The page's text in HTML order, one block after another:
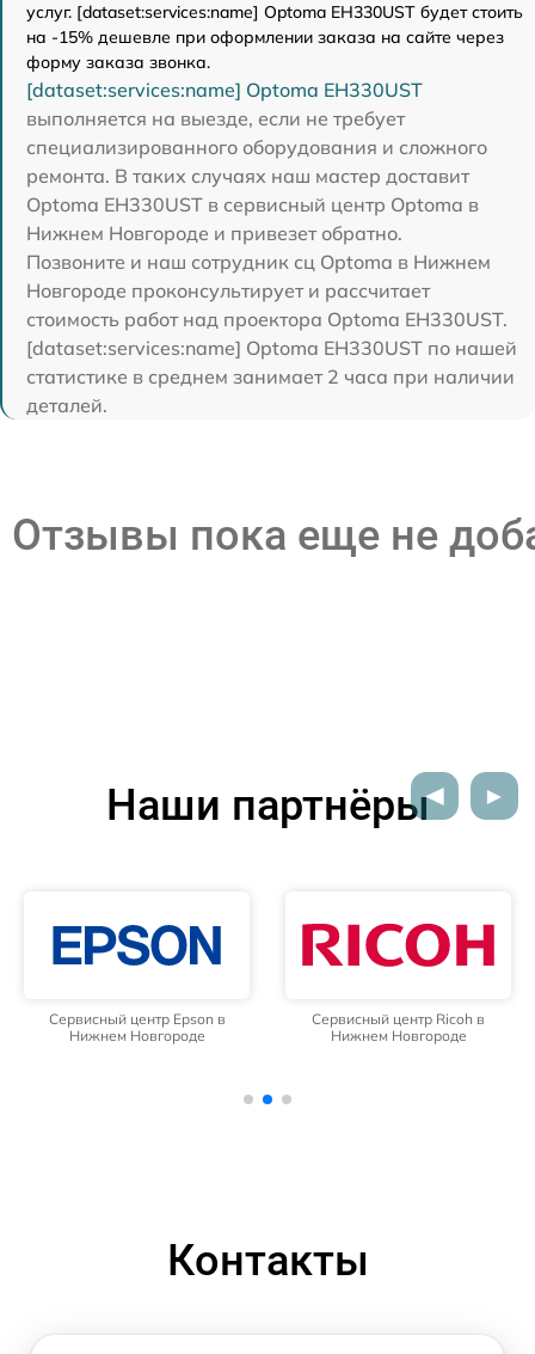
услуг. [dataset:services:name] Optoma EH330UST будет стоить
на -15% дешевле при оформлении заказа на сайте через
форму заказа звонка.
[dataset:services:name] Optoma EH330UST
выполняется на выезде, если не требует
специализированного оборудования и сложного
ремонта. В таких случаях наш мастер доставит
Optoma EH330UST в сервисный центр Optoma в
Нижнем Новгороде и привезет обратно.
Позвоните и наш сотрудник сц Optoma в Нижнем
Новгороде проконсультирует и рассчитает
стоимость работ над проектора Optoma EH330UST.
[dataset:services:name] Optoma EH330UST по нашей
статистике в среднем занимает 2 часа при наличии
деталей.
Отзывы пока еще не
Наши партнёры
Сервисный центр Epson в
Нижнем Новгороде
Сервисный центр Ricoh в
Нижнем Новгороде
Контакты